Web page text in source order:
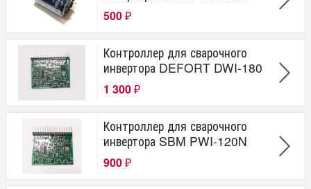
500 ₽
Контроллер для сварочного
инвертора DEFORT DWI-180
1 300 ₽
Контроллер для сварочного
инвертора SBM PWI-120N
900 ₽